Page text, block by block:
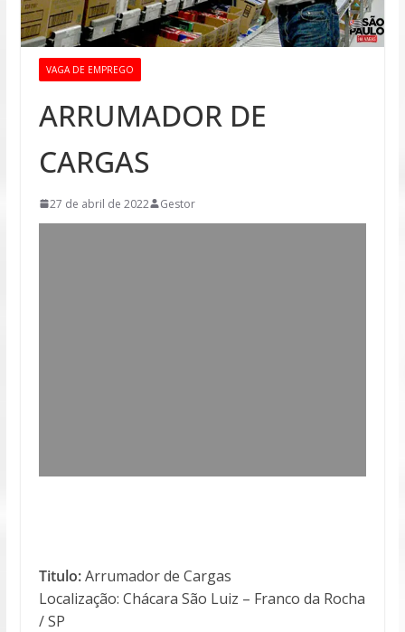
VAGA DE EMPREGO
ARRUMADOR DE
CARGAS
27 de abril de 2022 Gestor
Titulo:Arrumador de Cargas
Localização: Chácara São Luiz – Franco da Rocha
/ SP